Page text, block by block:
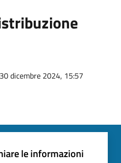
dicembre 2024, 15:57
le informazioni